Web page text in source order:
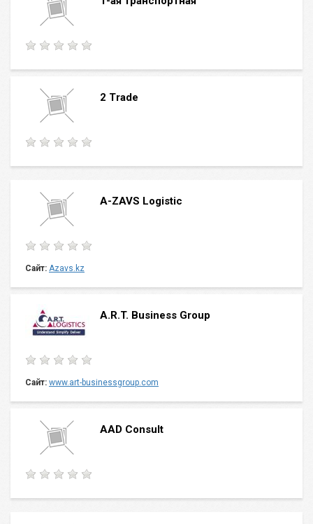
2 Trade
A-ZAVS Logistic
Сайт: Azavs.kz
A.R.T. Business Group
Сайт: www.art-businessgroup.com
AAD Consult